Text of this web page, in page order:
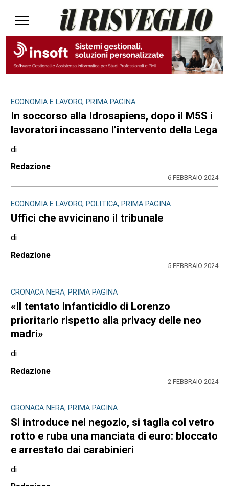
ECONOMIA E LAVORO, PRIMA PAGINA
In soccorso alla Idrosapiens, dopo il M5S i
lavoratori incassano l’intervento della Lega
di
Redazione
6 FEBBRAIO 2024
ECONOMIA E LAVORO, POLITICA, PRIMA PAGINA
Uffici che avvicinano il tribunale
di
Redazione
5 FEBBRAIO 2024
CRONACA NERA, PRIMA PAGINA
«Il tentato infanticidio di Lorenzo
prioritario rispetto alla privacy delle neo
madri»
di
Redazione
2 FEBBRAIO 2024
CRONACA NERA, PRIMA PAGINA
Si introduce nel negozio, si taglia col vetro
rotto e ruba una manciata di euro: bloccato
e arrestato dai carabinieri
di